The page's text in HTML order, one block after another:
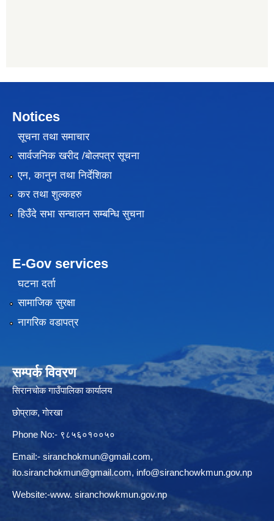
Notices
सूचना तथा समाचार
सार्वजनिक खरीद /बोलपत्र सूचना
एन, कानुन तथा निर्देशिका
कर तथा शुल्कहरु
हिउँदे सभा सन्चालन सम्बन्धि सुचना
E-Gov services
घटना दर्ता
सामाजिक सुरक्षा
नागरिक वडापत्र
सम्पर्क विवरण
सिरानचोक गाउँपालिका कार्यालय
छाेप्राक, गाेरखा
Phone No:- ९८५६०१००५०
Email:- siranchokmun@gmail.com,
ito.siranchokmun@gmail.com, info@siranchowkmun.gov.np
Website:-www. siranchowkmun.gov.np